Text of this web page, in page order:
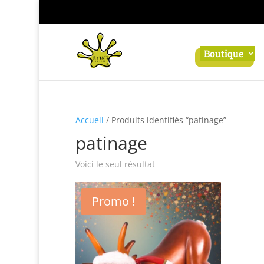
Boutique
Accueil / Produits identifiés “patinage”
patinage
Voici le seul résultat
Promo !